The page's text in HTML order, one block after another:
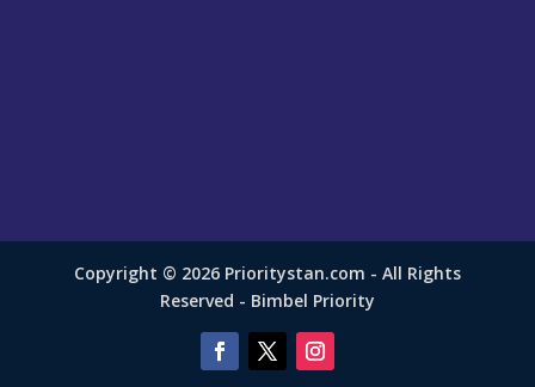
Copyright © 2026 Prioritystan.com - All Rights
Reserved - Bimbel Priority